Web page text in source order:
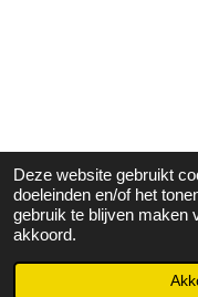
Deze website gebruikt
doeleinden en/of het
gebruik te blijven maken
akkoord.